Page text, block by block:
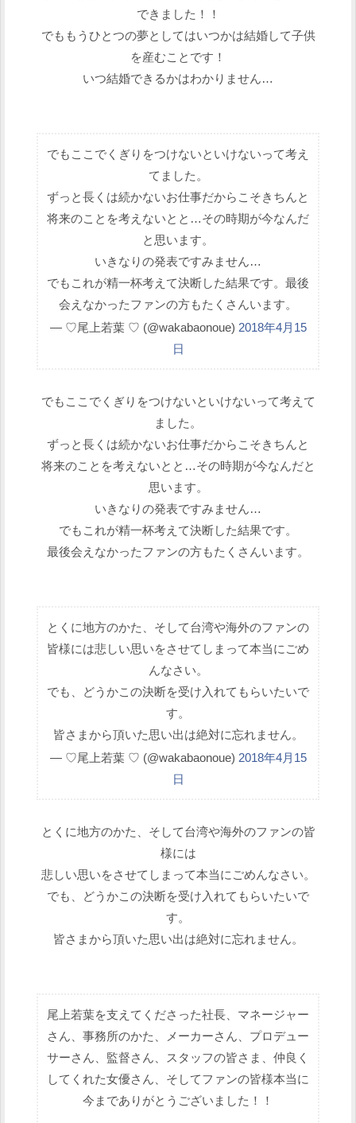
できました！！
でももうひとつの夢としてはいつかは結婚して子供
を産むことです！
いつ結婚できるかはわかりません…
でもここでくぎりをつけないといけないって考え
てました。
ずっと長くは続かないお仕事だからこそきちんと
将来のことを考えないとと…その時期が今なんだ
と思います。
いきなりの発表ですみません…
でもこれが精一杯考えて決断した結果です。最後
会えなかったファンの方もたくさんいます。
— ♡尾上若葉 ♡ (@wakabaonoue) 2018年4月15
日
でもここでくぎりをつけないといけないって考えて
ました。
ずっと長くは続かないお仕事だからこそきちんと
将来のことを考えないとと…その時期が今なんだと
思います。
いきなりの発表ですみません…
でもこれが精一杯考えて決断した結果です。
最後会えなかったファンの方もたくさんいます。
とくに地方のかた、そして台湾や海外のファンの
皆様には悲しい思いをさせてしまって本当にごめ
んなさい。
でも、どうかこの決断を受け入れてもらいたいで
す。
皆さまから頂いた思い出は絶対に忘れません。
— ♡尾上若葉 ♡ (@wakabaonoue) 2018年4月15
日
とくに地方のかた、そして台湾や海外のファンの皆
様には
悲しい思いをさせてしまって本当にごめんなさい。
でも、どうかこの決断を受け入れてもらいたいで
す。
皆さまから頂いた思い出は絶対に忘れません。
尾上若葉を支えてくださった社長、マネージャー
さん、事務所のかた、メーカーさん、プロデュー
サーさん、監督さん、スタッフの皆さま、仲良く
してくれた女優さん、そしてファンの皆様本当に
今までありがとうございました！！